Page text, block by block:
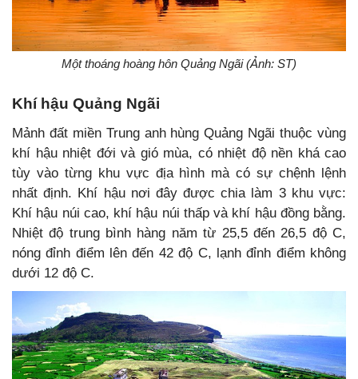
Một thoáng hoàng hôn Quảng Ngãi (Ảnh: ST)
Khí hậu Quảng Ngãi
Mảnh đất miền Trung anh hùng Quảng Ngãi thuộc vùng
khí hậu nhiệt đới và gió mùa, có nhiệt độ nền khá cao
tùy vào từng khu vực địa hình mà có sự chệnh lệnh
nhất định. Khí hậu nơi đây được chia làm 3 khu vực:
Khí hậu núi cao, khí hậu núi thấp và khí hậu đồng bằng.
Nhiệt độ trung bình hàng năm từ 25,5 đến 26,5 độ C,
nóng đỉnh điểm lên đến 42 độ C, lạnh đỉnh điểm không
dưới 12 độ C.